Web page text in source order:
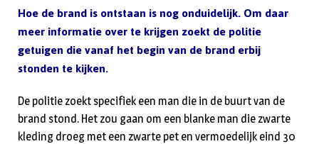
Hoe de brand is ontstaan is nog onduidelijk. Om daar
meer informatie over te krijgen zoekt de politie
getuigen die vanaf het begin van de brand erbij
stonden te kijken.
De politie zoekt specifiek een man die in de buurt van de
brand stond. Het zou gaan om een blanke man die zwarte
kleding droeg met een zwarte pet en vermoedelijk eind 30